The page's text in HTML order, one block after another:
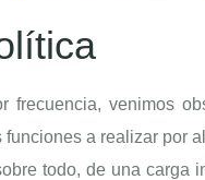
frecuencia, venimos
a realizar por
todo, de una carga